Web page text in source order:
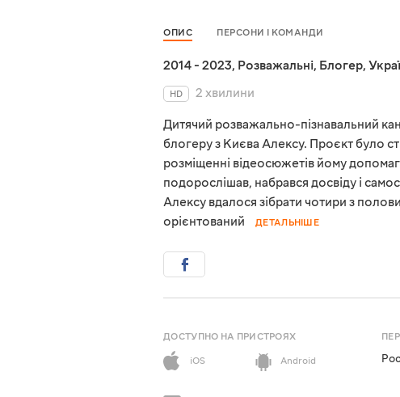
ОПИС ПЕРСОНИ І КОМАНДИ
2014 - 2023, Розважальні, Блогер,
HD
2 хвилини
Дитячий розважально-пізнавальний
блогеру з Києва Алексу. Проєкт було
розміщенні відеосюжетів йому
подорослішав, набрався досвіду і
Алексу вдалося зібрати чотири з
орієнтований
ДЕТАЛЬНІШЕ
ДОСТУПНО НА ПРИСТРОЯХ
iOS
Android